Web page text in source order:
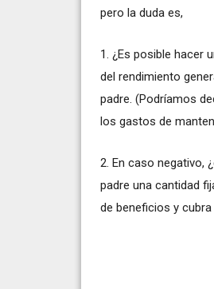
pero la duda es,
1. ¿Es posible hacer
del rendimiento
padre. (Podríamos
los gastos de
2. En caso negativo,
padre una cantidad
de beneficios y